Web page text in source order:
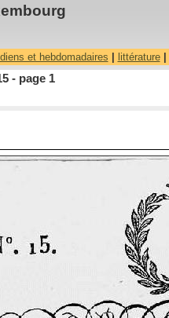
et hebdomadaires littérature|
- page 1